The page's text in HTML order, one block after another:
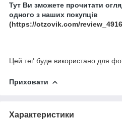
Тут Ви зможете прочитати
одного з наших покупців
(https://otzovik.com/
Цей теґ буде використано для
Приховати
Характеристики